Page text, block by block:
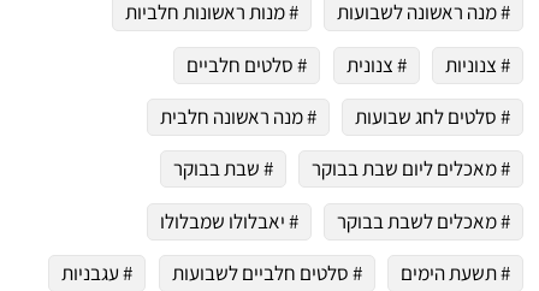
# מנה ראשונה לשבועות
# מנות ראשונות חלביות
# צנוניות
# צנונית
# סלטים חלביים
# סלטים לחג שבועות
# מנה ראשונה חלבית
# מאכלים ליום שבת בבוקר
# שבת בבוקר
# מאכלים לשבת בבוקר
# יאבלולו שמבלולו
# תשעת הימים
# סלטים חלביים לשבועות
# עגבניות